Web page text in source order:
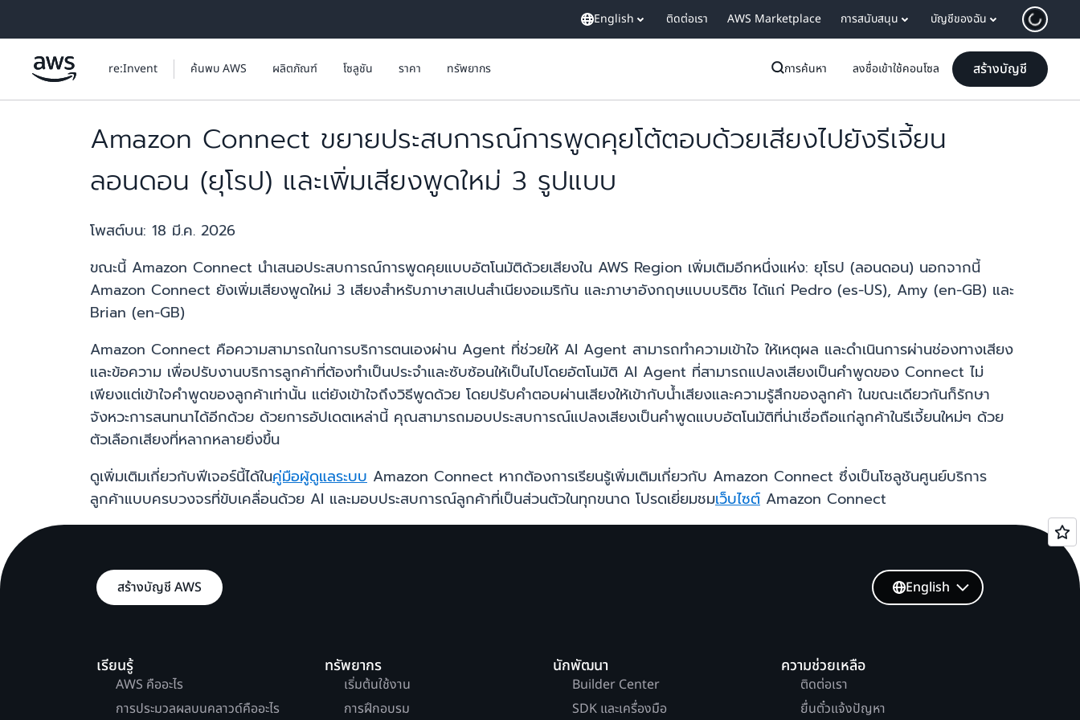
English ติดต่อเรา AWS Marketplace การสนับสนุน บัญชีของฉัน
re:Invent ค้นพบ AWS ผลิตภัณฑ์ โซลูชัน ราคา ทรัพยากร การค้นหา ลงชื่อเข้าใช้คอนโซล สร้างบัญชี
Amazon Connect ขยายประสบการณ์การพูดคุยโต้ตอบด้วยเสียงไปยังรีเจี้ยน
ลอนดอน (ยุโรป) และเพิ่มเสียงพูดใหม่ 3 รูปแบบ
โพสต์บน: 18 มี.ค. 2026
ขณะนี้ Amazon Connect นำเสนอประสบการณ์การพูดคุยแบบอัตโนมัติด้วยเสียงใน AWS Region เพิ่มเติมอีกหนึ่งแห่ง: ยุโรป (ลอนดอน) นอกจากนี้
Amazon Connect ยังเพิ่มเสียงพูดใหม่ 3 เสียงสำหรับภาษาสเปนสำเนียงอเมริกัน และภาษาอังกฤษแบบบริติช ได้แก่ Pedro (es-US), Amy (en-GB) และ
Brian (en-GB)
Amazon Connect คือความสามารถในการบริการตนเองผ่าน Agent ที่ช่วยให้ AI Agent สามารถทำความเข้าใจ ให้เหตุผล และดำเนินการผ่านช่องทางเสียง
และข้อความ เพื่อปรับงานบริการลูกค้าที่ต้องทำเป็นประจำและซับซ้อนให้เป็นไปโดยอัตโนมัติ AI Agent ที่สามารถแปลงเสียงเป็นคำพูดของ Connect ไม่
เพียงแต่เข้าใจคำพูดของลูกค้าเท่านั้น แต่ยังเข้าใจถึงวิธีพูดด้วย โดยปรับคำตอบผ่านเสียงให้เข้ากับน้ำเสียงและความรู้สึกของลูกค้า ในขณะเดียวกันก็รักษา
จังหวะการสนทนาได้อีกด้วย ด้วยการอัปเดตเหล่านี้ คุณสามารถมอบประสบการณ์แปลงเสียงเป็นคำพูดแบบอัตโนมัติที่น่าเชื่อถือแก่ลูกค้าในรีเจี้ยนใหม่ๆ ด้วย
ตัวเลือกเสียงที่หลากหลายยิ่งขึ้น
ดูเพิ่มเติมเกี่ยวกับฟีเจอร์นี้ได้ในคู่มือผู้ดูแลระบบ Amazon Connect หากต้องการเรียนรู้เพิ่มเติมเกี่ยวกับ Amazon Connect ซึ่งเป็นโซลูชันศูนย์บริการ
ลูกค้าแบบครบวงจรที่ขับเคลื่อนด้วย AI และมอบประสบการณ์ลูกค้าที่เป็นส่วนตัวในทุกขนาด โปรดเยี่ยมชมเว็บไซต์ Amazon Connect
สร้างบัญชี AWS
เรียนรู้
AWS คืออะไร
การประมวลผลบนคลาวด์คืออะไร
ทรัพยากร
เริ่มต้นใช้งาน
การฝึกอบรม
นักพัฒนา
Builder Center
SDK และเครื่องมือ
ความช่วยเหลือ
ติดต่อเรา
ยื่นตั๋วแจ้งปัญหา
English